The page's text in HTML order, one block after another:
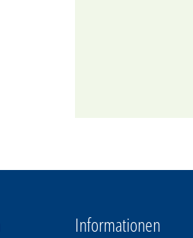
Informationen